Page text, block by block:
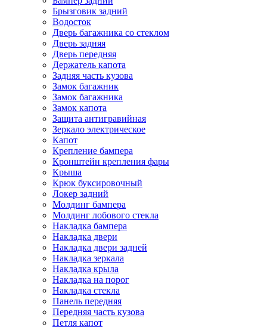
Брызговик задний
Водосток
Дверь багажника со стеклом
Дверь задняя
Дверь передняя
Держатель капота
Задняя часть кузова
Замок багажник
Замок багажника
Замок капота
Защита антигравийная
Зеркало электрическое
Капот
Крепление бампера
Кронштейн крепления фары
Крыша
Крюк буксировочный
Локер задний
Молдинг бампера
Молдинг лобового стекла
Накладка бампера
Накладка двери
Накладка двери задней
Накладка зеркала
Накладка крыла
Накладка на порог
Накладка стекла
Панель передняя
Передняя часть кузова
Петля капот